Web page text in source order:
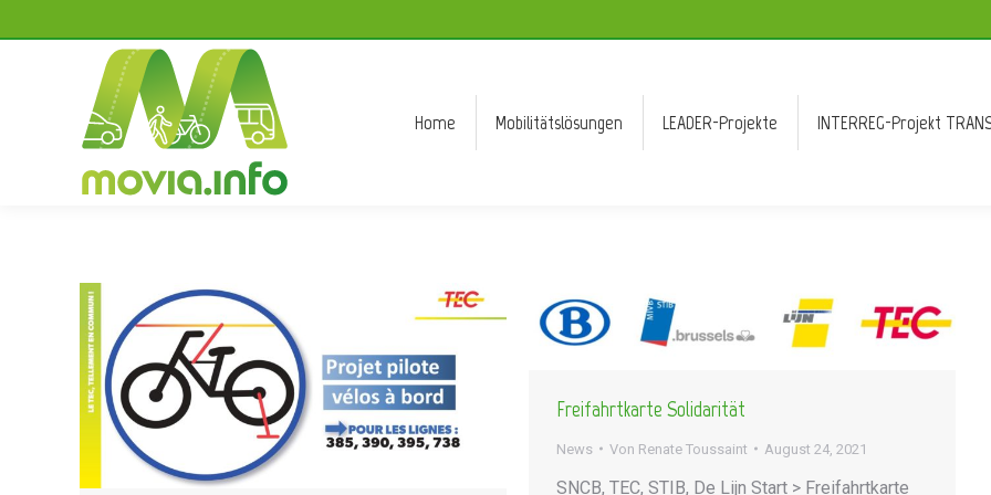
Home Mobilitätslösungen LEADER-Projekte INTERREG-Projekt
Freifahrtkarte Solidarität
News Von Renate Toussaint August 24, 2021
SNCB, TEC, STIB, De Lijn Start > Freifahrtkarte